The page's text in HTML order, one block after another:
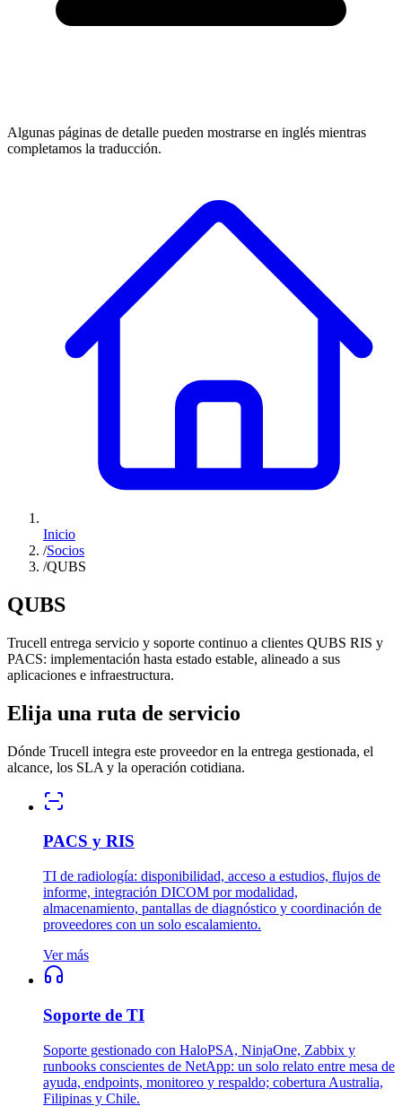
Algunas páginas de detalle pueden mostrarse en inglés mientras
completamos la traducción.
Inicio
/Socios
/QUBS
QUBS
Trucell entrega servicio y soporte continuo a clientes QUBS RIS y
PACS: implementación hasta estado estable, alineado a sus
aplicaciones e infraestructura.
Elija una ruta de servicio
Dónde Trucell integra este proveedor en la entrega gestionada, el
alcance, los SLA y la operación cotidiana.
PACS y RIS
TI de radiología: disponibilidad, acceso a estudios, flujos de
informe, integración DICOM por modalidad,
almacenamiento, pantallas de diagnóstico y coordinación de
proveedores con un solo escalamiento.
Ver más
Soporte de TI
Soporte gestionado con HaloPSA, NinjaOne, Zabbix y
runbooks conscientes de NetApp: un solo relato entre mesa de
ayuda, endpoints, monitoreo y respaldo; cobertura Australia,
Filipinas y Chile.